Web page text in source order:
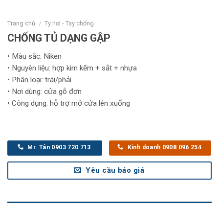
Trang chủ / Ty hơi - Tay chống
CHỐNG TỦ DẠNG GẬP
• Màu sắc: Niken
• Nguyên liệu: hợp kim kẽm + sắt + nhựa
• Phân loại: trái/phải
• Nơi dùng: cửa gỗ đơn
• Công dụng: hỗ trợ mở cửa lên xuống
Mr. Tân 0903 720 713 Kinh doanh 0908 096 254
Yêu cầu báo giá